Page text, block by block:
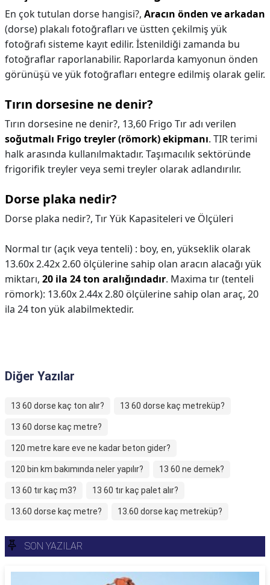
En çok tutulan dorse hangisi?, Aracın önden ve arkadan
(dorse) plakalı fotoğrafları ve üstten çekilmiş yük
fotoğrafı sisteme kayıt edilir. İstenildiği zamanda bu
fotoğraflar raporlanabilir. Raporlarda kamyonun önden
görünüşü ve yük fotoğrafları entegre edilmiş olarak gelir.
Tırın dorsesine ne denir?
Tırın dorsesine ne denir?, 13,60 Frigo Tır adı verilen
soğutmalı Frigo treyler (römork) ekipmanı. TIR terimi
halk arasında kullanılmaktadır. Taşımacılık sektöründe
frigorifik treyler veya semi treyler olarak adlandırılır.
Dorse plaka nedir?
Dorse plaka nedir?, Tır Yük Kapasiteleri ve Ölçüleri
Normal tır (açık veya tenteli) : boy, en, yükseklik olarak
13.60x 2.42x 2.60 ölçülerine sahip olan aracın alacağı yük
miktarı, 20 ila 24 ton aralığındadır. Maxima tır (tenteli
römork): 13.60x 2.44x 2.80 ölçülerine sahip olan araç, 20
ila 24 ton yük alabilmektedir.
Diğer Yazılar
13 60 dorse kaç ton alır? 13 60 dorse kaç metreküp?
13 60 dorse kaç metre?
120 metre kare eve ne kadar beton gider?
120 bin km bakımında neler yapılır? 13 60 ne demek?
13 60 tır kaç m3? 13 60 tır kaç palet alır?
13.60 dorse kaç metre? 13.60 dorse kaç metreküp?
SON YAZILAR